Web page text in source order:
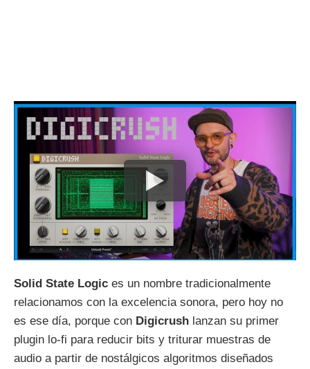
Solid State Logic es un nombre tradicionalmente
relacionamos con la excelencia sonora, pero hoy no
es ese día, porque con Digicrush lanzan su primer
plugin lo-fi para reducir bits y triturar muestras de
audio a partir de nostálgicos algoritmos diseñados